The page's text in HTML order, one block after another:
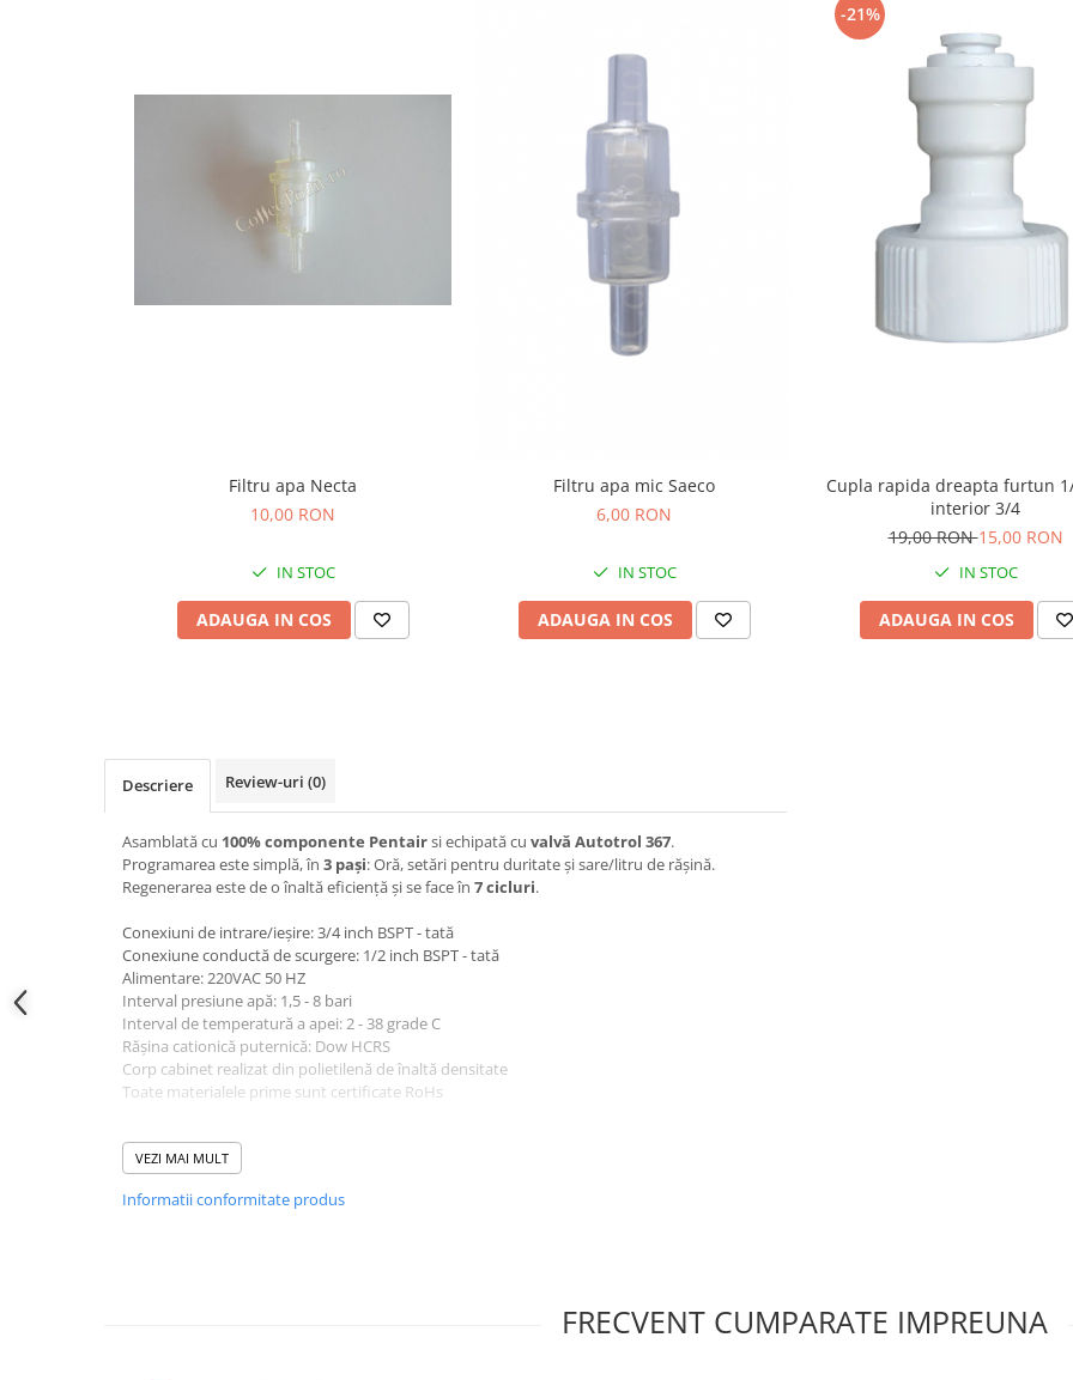
Filtru apa Necta
10,00 RON
IN STOC
ADAUGA IN COS
Filtru apa mic Saeco
6,00 RON
IN STOC
ADAUGA IN COS
-21%
Cupla rapida dreapta furtun
interior 3/4
19,00 RON15,00 RON
IN STOC
ADAUGA IN COS
Descriere Review-uri (0)
Asamblată cu 100% componente Pentairsi echipată cu valvă Autotrol 367.
Programarea este simplă, în 3 pași: Oră, setări pentru duritate și sare/litru de rășină.
Regenerarea este de o înaltă eficiență și se face în 7 cicluri.
Conexiuni de intrare/ieșire: 3/4 inch BSPT - tată
Conexiune conductă de scurgere: 1/2 inch BSPT - tată
Alimentare: 220VAC 50 HZ
Interval presiune apă: 1,5 - 8 bari
Interval de temperatură a apei: 2 - 38 grade C
Rășina cationică puternică: Dow HCRS
Corp cabinet realizat din polietilenă de înaltă densitate
Toate materialele prime sunt certificate RoHs
Specificații tehnice:
Litri de rasina (L)
Debit nominal m ³/h 0,64
VEZI MAI MULT
Informatii conformitate produs
FRECVENT CUMPARATE IMPREUNA